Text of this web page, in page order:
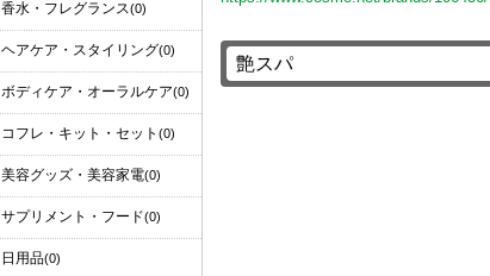
香水・フレグランス(0)
ヘアケア・スタイリング(0)
ボディケア・オーラルケア(0)
コフレ・キット・セット (0)
美容グッズ・美容家電(0)
サプリメント・フード(0)
日用品(0)